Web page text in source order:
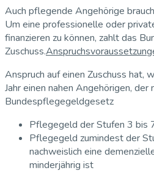
Auch pflegende Angehörige
Um eine professionelle oder
finanzieren zu können, zahlt das
Zuschuss.
Anspruch auf einen Zuschuss hat,
Jahr einen nahen Angehörigen, der
Bundespflegegeldgesetz
Pflegegeld der Stufen 3 bis
Pflegegeld zumindest der
nachweislich eine
minderjährig ist